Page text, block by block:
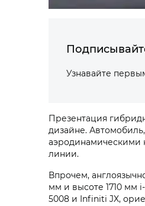
Узнавайте
Презентация
дизайне.
аэродинамическими
линии.
Впрочем,
мм и высоте 1710 мм
5008 и Infiniti JX,